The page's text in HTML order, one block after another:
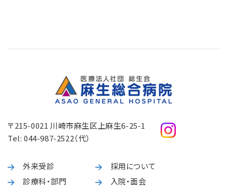
〒215-0021 川崎市麻生区上麻生6-25-1
Tel: 044-987-2522（代）
外来受診
診療科・部門
採用について
入院・面会